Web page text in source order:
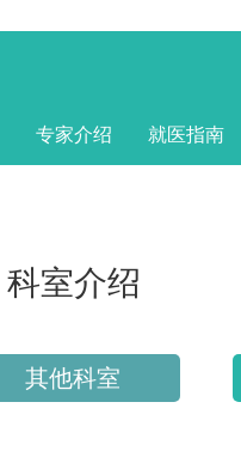
专家介绍 就医指南
科室介绍
其他科室